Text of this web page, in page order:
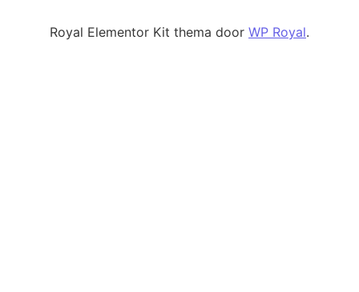
Royal Elementor Kit thema door WP Royal.